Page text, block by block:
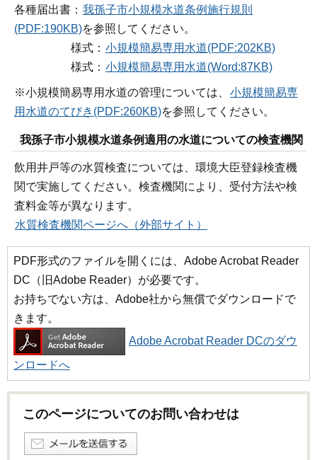
各種届出書： 我孫子市小規模水道条例施行規則
(PDF:190KB)を参照してください。
様式： 小規模簡易専用水道(PDF:202KB)
様式： 小規模簡易専用水道(Word:87KB)
※小規模簡易専用水道の管理については、 小規模簡易専
用水道のてびき(PDF:260KB)を参照してください。
我孫子市小規模水道条例適用の水道についての検査機関
飲用井戸等の水質検査については、環境大臣登録検査機
関で実施してください。検査機関により、受付方法や検
査料金等が異なります。
水質検査機関ページへ（外部サイト）
PDF形式のファイルを開くには、Adobe Acrobat Reader
DC（旧Adobe Reader）が必要です。
お持ちでない方は、Adobe社から無償でダウンロードで
きます。
Adobe Acrobat Reader DCのダウ
ンロードへ
このページについてのお問い合わせは